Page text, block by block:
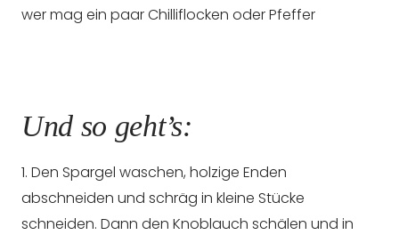
wer mag ein paar Chilliflocken oder Pfeffer
Und so geht’s:
1. Den Spargel waschen, holzige Enden
abschneiden und schräg in kleine Stücke
schneiden. Dann den Knoblauch schälen und in